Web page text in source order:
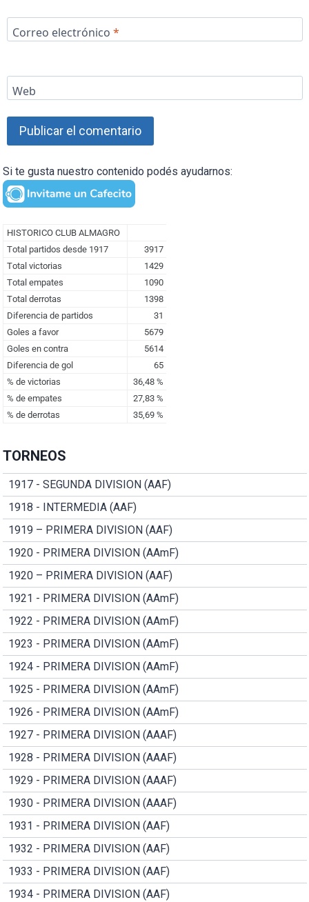
Correo electrónico *
Web
Si te gusta nuestro contenido podés ayudarnos:
TORNEOS
1917 - SEGUNDA DIVISION (AAF)
1918 - INTERMEDIA (AAF)
1919 – PRIMERA DIVISION (AAF)
1920 - PRIMERA DIVISION (AAmF)
1920 – PRIMERA DIVISION (AAF)
1921 - PRIMERA DIVISION (AAmF)
1922 - PRIMERA DIVISION (AAmF)
1923 - PRIMERA DIVISION (AAmF)
1924 - PRIMERA DIVISION (AAmF)
1925 - PRIMERA DIVISION (AAmF)
1926 - PRIMERA DIVISION (AAmF)
1927 - PRIMERA DIVISION (AAAF)
1928 - PRIMERA DIVISION (AAAF)
1929 - PRIMERA DIVISION (AAAF)
1930 - PRIMERA DIVISION (AAAF)
1931 - PRIMERA DIVISION (AAF)
1932 - PRIMERA DIVISION (AAF)
1933 - PRIMERA DIVISION (AAF)
1934 - PRIMERA DIVISION (AAF)